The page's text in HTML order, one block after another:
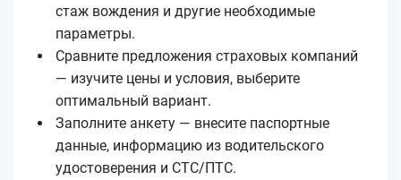
стаж вождения и другие необходимые
параметры.
Сравните предложения страховых компаний
— изучите цены и условия, выберите
оптимальный вариант.
Заполните анкету — внесите паспортные
данные, информацию из водительского
удостоверения и СТС/ПТС.